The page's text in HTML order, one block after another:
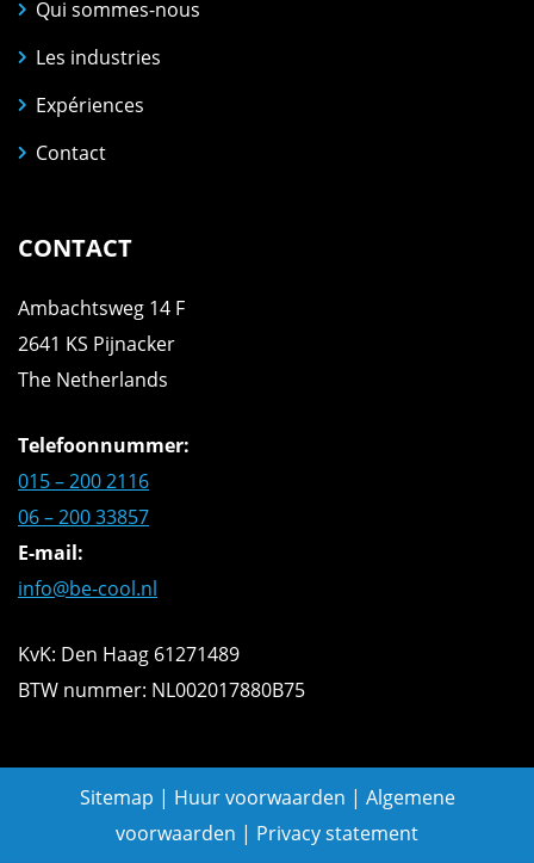
Qui sommes-nous
Les industries
Expériences
Contact
CONTACT
Ambachtsweg 14 F
2641 KS Pijnacker
The Netherlands
Telefoonnummer:
015 – 200 2116
06 – 200 33857
E-mail:
info@be-cool.nl
KvK: Den Haag 61271489
BTW nummer: NL002017880B75
Sitemap | Huur voorwaarden | Algemene
voorwaarden | Privacy statement